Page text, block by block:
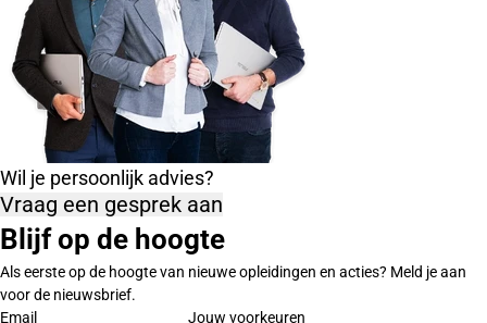
Wil je persoonlijk advies?
Vraag een gesprek aan
Blijf op de hoogte
Als eerste op de hoogte van nieuwe opleidingen en acties? Meld je aan
voor de nieuwsbrief.
Email
Jouw voorkeuren